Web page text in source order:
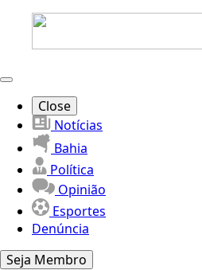
Close
Notícias
Bahia
Política
Opinião
Esportes
Denúncia
Seja Membro